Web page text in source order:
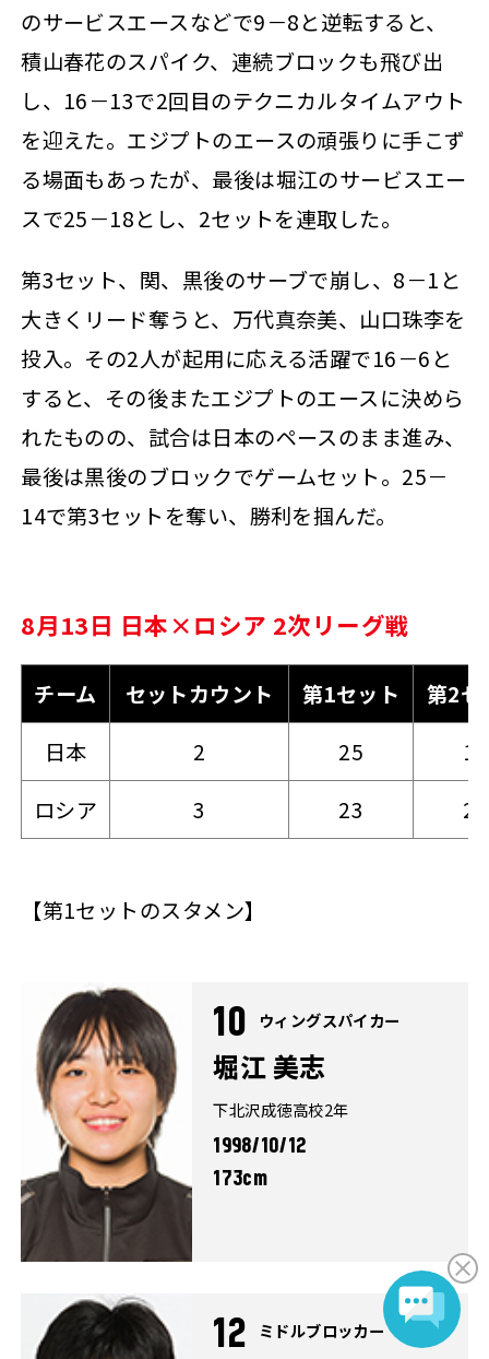
のサービスエースなどで9－8と逆転すると、
積山春花のスパイク、連続ブロックも飛び出
し、16－13で2回目のテクニカルタイムアウト
を迎えた。エジプトのエースの頑張りに手こず
る場面もあったが、最後は堀江のサービスエー
スで25－18とし、2セットを連取した。
第3セット、関、黒後のサーブで崩し、8－1と
大きくリード奪うと、万代真奈美、山口珠李を
投入。その2人が起用に応える活躍で16－6と
すると、その後またエジプトのエースに決めら
れたものの、試合は日本のペースのまま進み、
最後は黒後のブロックでゲームセット。25－
14で第3セットを奪い、勝利を掴んだ。
8月13日 日本×ロシア 2次リーグ戦
チーム セットカウント 第1セット
第2セ
日本
2 25
19
ロシア
3 23 25
【第1セットのスタメン】
10 ウィングスパイカー
堀江 美志
下北沢成徳高校2年
1998/10/12
173cm
12 ミドルブロッカー